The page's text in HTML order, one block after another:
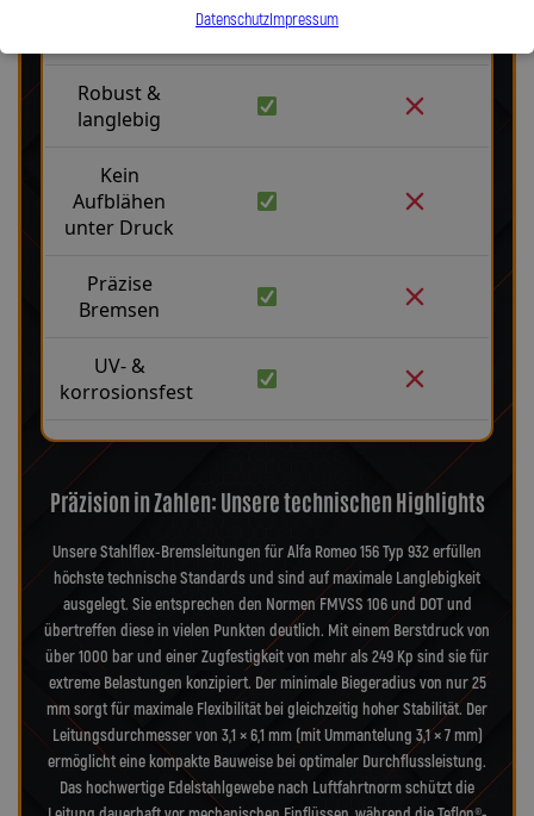
Stahlflex
Robust &
langlebig
Kein
Aufblähen
unter Druck
Präzise
Bremsen
UV- &
korrosionsfest
Präzision in Zahlen: Unsere technischen Highlights
Unsere Stahlflex-Bremsleitungen für Alfa Romeo 156 Typ 932 erfüllen
höchste technische Standards und sind auf maximale Langlebigkeit
ausgelegt. Sie entsprechen den Normen FMVSS 106 und DOT und
übertreffen diese in vielen Punkten deutlich. Mit einem Berstdruck von
über 1000 bar und einer Zugfestigkeit von mehr als 249 Kp sind sie für
extreme Belastungen konzipiert. Der minimale Biegeradius von nur 25
mm sorgt für maximale Flexibilität bei gleichzeitig hoher Stabilität. Der
Leitungsdurchmesser von 3,1 × 6,1 mm (mit Ummantelung 3,1 × 7 mm)
ermöglicht eine kompakte Bauweise bei optimaler Durchflussleistung.
Das hochwertige Edelstahlgewebe nach Luftfahrtnorm schützt die
DatenschutzImpressum